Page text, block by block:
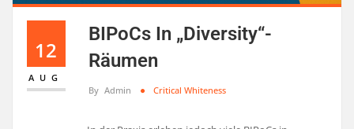
12
AUG
BIPoCs In „Diversity“-
Räumen
By Admin Critical Whiteness